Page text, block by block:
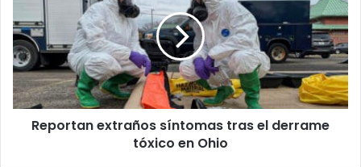
síntomas
tras
el
derrame
tóxico
en
Ohio
Reportan extraños síntomas tras el derrame
tóxico en Ohio